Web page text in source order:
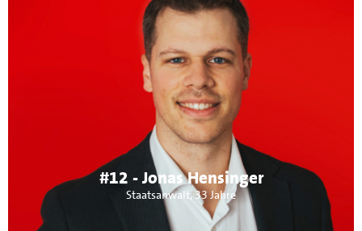
#12 - Jonas Hensinger
Staatsanwalt, 33 Jahre
Über mich:
verheiratet, Vater von zwei kleinen Kindern, Staatsanwalt
und arbeite derzeit als Wissenschaftlicher Mitarbeiter für
das Bundes- verfassungsgericht in Karlsruhe. Ich setze mich
für ein vielfältiges und lebendiges Zusammenleben in
Maichingen ein, wo Menschen jeder Herkunft willkommen
sind und wo in kommunalen Einrichtungen und Kitas das
Wohl unserer Kleinsten an vorderster Stelle steht.